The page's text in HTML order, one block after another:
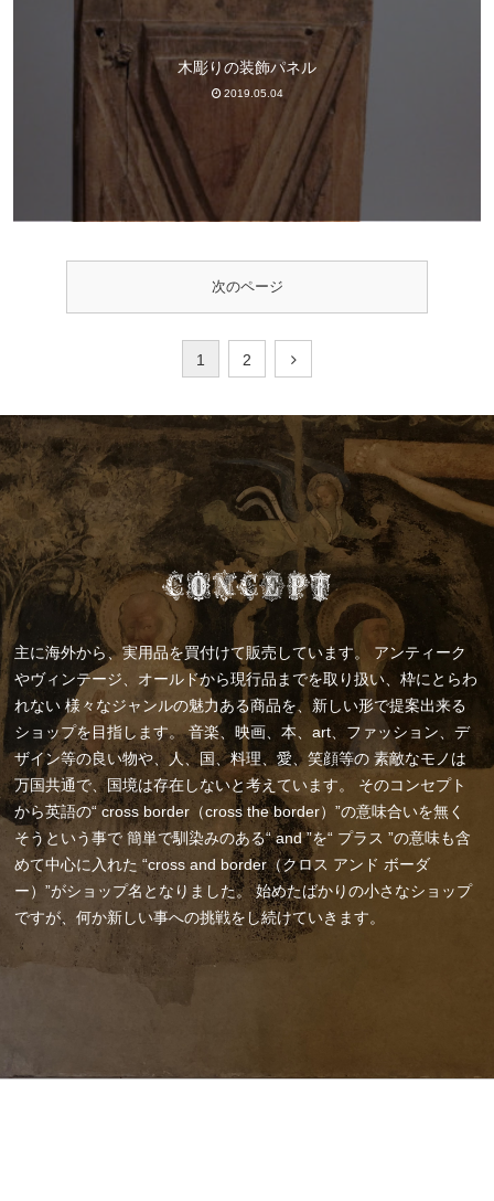
木彫りの装飾パネル
2019.05.04
次のページ
1 2
主に海外から、実用品を買付けて販売しています。
アンティーク
やヴィンテージ、オールドから現行品までを取り扱い、枠にとらわ
れない 様々なジャンルの魅力ある商品を、新しい形で提案出来る
ショップを目指します。音楽、映画、本、art、ファッション、デ
ザイン等の良い物や、人、国、料理、愛、笑顔等の 素敵なモノは
万国共通で、国境は存在しないと考えています。
そのコンセプト
から英語の“ cross border（cross the border）”の意味合いを無く
そうという事で簡単で馴染みのある“ and ”を“ プラス ”の意味も含
めて中心に入れた “cross and border（クロス アンド ボーダ
ー）”がショップ名となりました。始めたばかりの小さなショップ
ですが、何か新しい事への挑戦をし続けていきます。